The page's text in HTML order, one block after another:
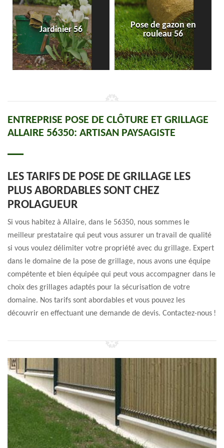
Jardinier 56
Pose de gazon en
rouleau 56
ENTREPRISE POSE DE CLÔTURE ET GRILLAGE
ALLAIRE 56350: ARTISAN PAYSAGISTE
LES TARIFS DE POSE DE GRILLAGE LES
PLUS ABORDABLES SONT CHEZ
PROLAGUEUR
Si vous habitez à Allaire, dans le 56350, nous sommes le
meilleur prestataire qui peut vous assurer un travail de qualité
si vous voulez délimiter votre propriété avec du grillage. Expert
dans le domaine de la pose de grillage, nous avons une équipe
compétente et bien équipée qui peut vous accompagner dans le
choix des grillages adaptés pour la sécurisation de votre
domaine. Nos tarifs sont abordables et vous pouvez les
découvrir en effectuant une demande de devis. Contactez-nous !